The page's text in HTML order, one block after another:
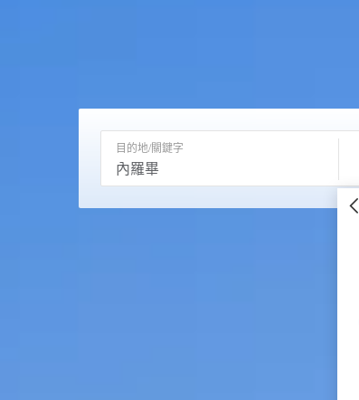
目的地/關鍵字